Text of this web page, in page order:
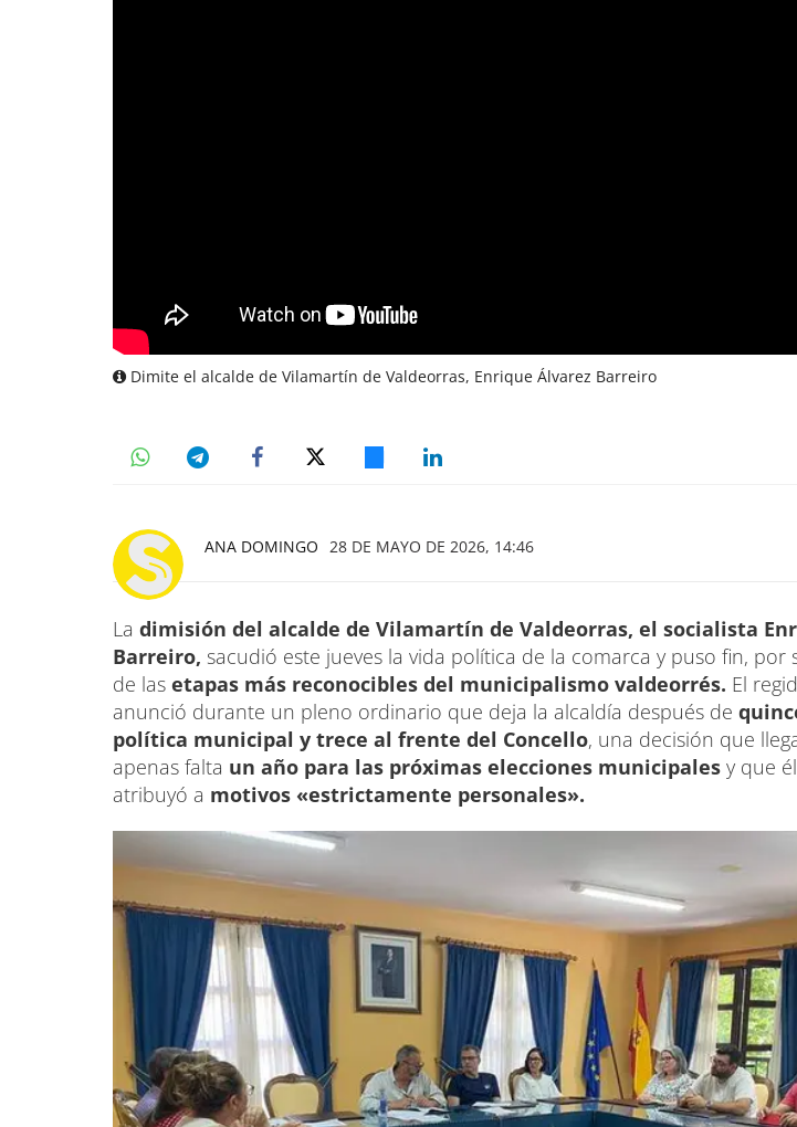
Dimite el alcalde de Vilamartín de Valdeorras, Enrique Álvarez Barreiro
ANA DOMINGO 28 DE MAYO DE 2026, 14:46
La dimisión del alcalde de Vilamartín de Valdeorras, el socialista
Barreiro, sacudió este jueves la vida política de la comarca y puso fin, por
de las etapas más reconocibles del municipalismo valdeorrés. El
anunció durante un pleno ordinario que deja la alcaldía después de
política municipal y trece al frente del Concello, una decisión que
apenas falta un año para las próximas elecciones municipales y que
atribuyó a motivos «estrictamente personales».